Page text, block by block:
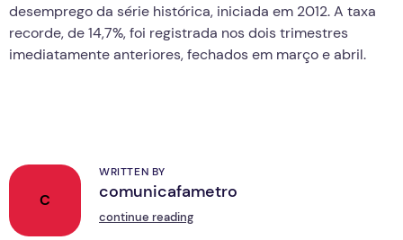
desemprego da série histórica, iniciada em 2012. A taxa
recorde, de 14,7%, foi registrada nos dois trimestres
imediatamente anteriores, fechados em março e abril.
C
WRITTEN BY
comunicafametro
continue reading